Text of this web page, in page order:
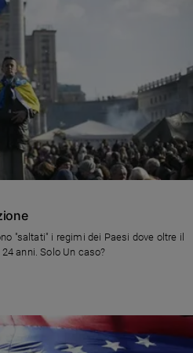
"saltati" i regimi dei Paesi dove oltre il
anni. Solo Un caso?